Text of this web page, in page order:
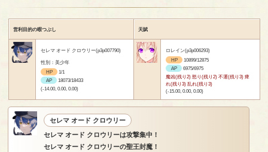
営利目的の暇つぶし 天賦
セレマ オード クロウリー(p3p007790)
性別：美少年
HP
1/1
AP
18073/18433
(-14.00, 0.00, 0.00)
ロレイン(p3p006293)
HP
10899/12875
AP
6975/6975
魔凶(残り2) 怒り(残り2) 不運(残り3) 痺
れ(残り3) 乱れ(残り3)
(-15.00, 0.00, 0.00)
セレマ オード クロウリー
セレマ オード クロウリーは攻撃集中！
セレマ オード クロウリーの聖王封魔！